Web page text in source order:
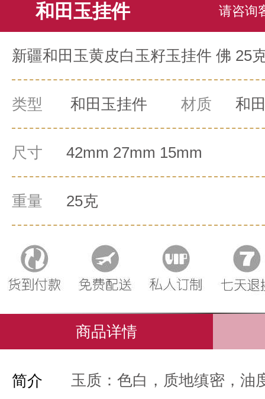
和田玉挂件 请咨询
新疆和田玉黄皮白玉籽玉挂件 佛 25
类型 和田玉挂件 材质 和
尺寸 42mm 27mm 15mm
重量 25克
商品详情
简介 玉质：色白，质地缜密，油